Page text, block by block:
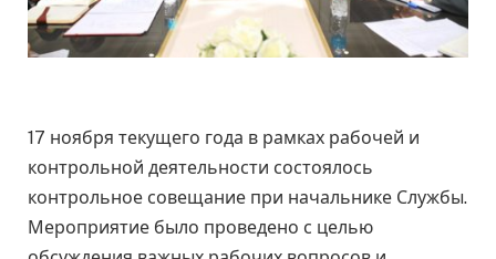
17 ноября текущего года в рамках рабочей и
контрольной деятельности состоялось
контрольное совещание при начальнике Службы.
Мероприятие было проведено с целью